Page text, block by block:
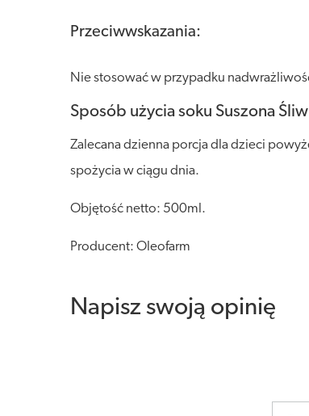
Przeciwwskazania:
Nie stosować w przypadku
Sposób użycia soku Suszona
Zalecana dzienna porcja dla dzieci
spożycia w ciągu dnia.
Objętość netto: 500ml.
Producent: Oleofarm
Napisz swoją opinię